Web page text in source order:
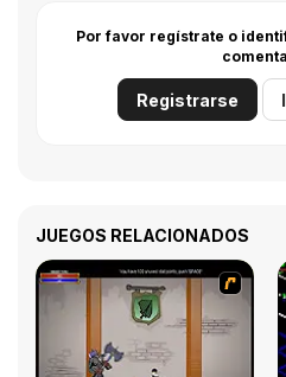
Por favor regístrate o
Registrarse
JUEGOS RELACIONADOS